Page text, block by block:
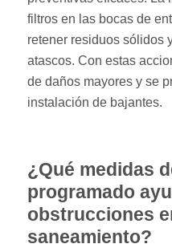
filtros en las bocas de
retener residuos sólidos
atascos. Con estas
de daños mayores y se
instalación de bajantes.
¿Qué medidas
programado
obstrucciones
saneamiento?